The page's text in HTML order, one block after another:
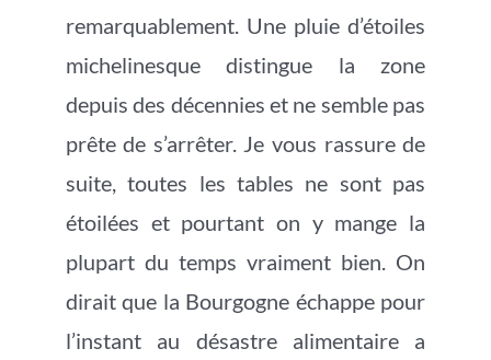
remarquablement. Une pluie d’étoiles
michelinesque distingue la zone
depuis des décennies et ne semble pas
prête de s’arrêter. Je vous rassure de
suite, toutes les tables ne sont pas
étoilées et pourtant on y mange la
plupart du temps vraiment bien. On
dirait que la Bourgogne échappe pour
l’instant au désastre alimentaire a